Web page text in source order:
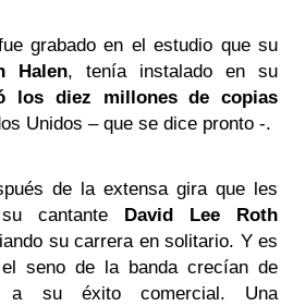
grabado en el estudio que su
Halen, tenía instalado en su
los diez millones de copias
Unidos – que se dice pronto -.
de la extensa gira que les
cantante David Lee Roth
su carrera en solitario. Y es
seno de la banda crecían de
a su éxito comercial. Una